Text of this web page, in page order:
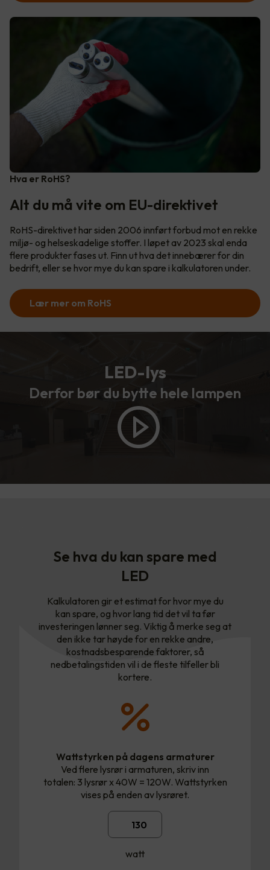
Hva er RoHS?
Alt du må vite om EU-direktivet
RoHS-direktivet har siden 2006 innført forbud mot en rekke
miljø- og helseskadelige stoffer. I løpet av 2023 skal enda
flere produkter fases ut. Finn ut hva det innebærer for din
bedrift, eller se hvor mye du kan spare i kalkulatoren under.
Lær mer om RoHS
LED-lys
Derfor bør du bytte hele lampen
Se hva du kan spare med
LED
Kalkulatoren gir et estimat for hvor mye du
kan spare, og hvor lang tid det vil ta før
investeringen lønner seg. Viktig å merke seg at
den ikke tar høyde for en rekke andre,
kostnadsbesparende faktorer, så
nedbetalingstiden vil i de fleste tilfeller bli
kortere.
Wattstyrken på dagens armaturer
Ved flere lysrør i armaturen, skriv inn
totalen: 3 lysrør x 40W = 120W. Wattstyrken
vises på enden av lysrøret.
watt